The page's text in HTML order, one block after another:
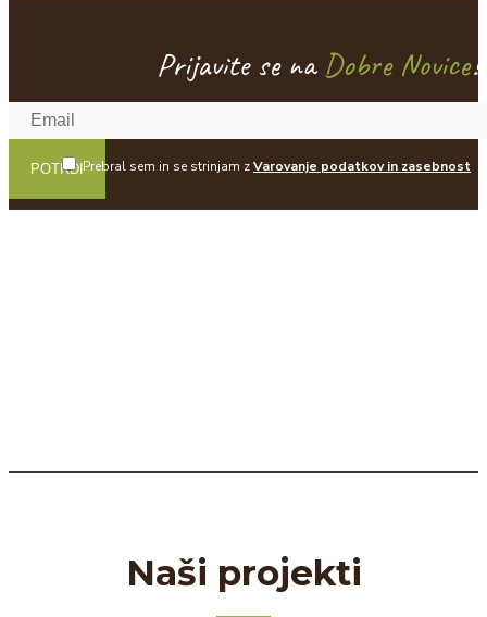
Prijavite se naDobre Novice!
POTRDIPrebral sem in se strinjam zVarovanje podatkov in zasebnost
Naši projekti